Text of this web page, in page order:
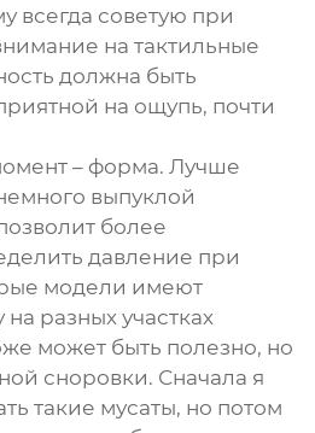
всегда советую при
на тактильные
должна быть
на ощупь, почти
– форма. Лучше
выпуклой
более
давление при
модели имеют
разных участках
может быть полезно, но
сноровки. Сначала я
такие мусаты, но потом